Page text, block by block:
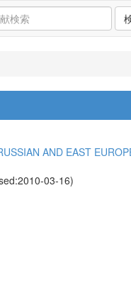
AND EAST
03-16)